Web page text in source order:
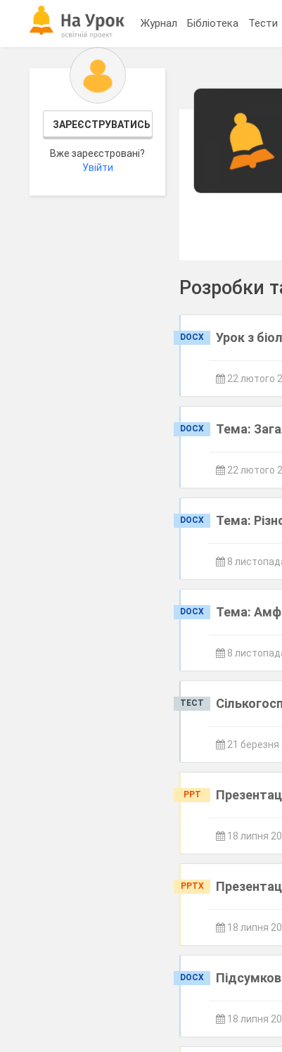
Журнал Бібліотека Тести
ЗАРЕЄСТРУВАТИСЬ
Вже зареєстровані?
Увійти
Розробки
DOCX Урок з
22 лютого
DOCX Тема:
22 лютого
DOCX Тема:
8
DOCX Тема:
8
ТЕСТ
21 березня
PPT
18 липня
PPTX
18 липня
DOCX
18 липня